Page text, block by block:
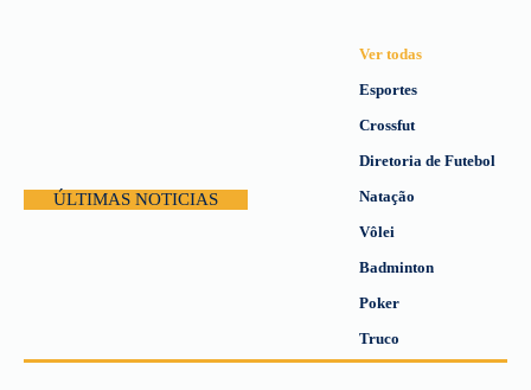
ÚLTIMAS NOTICIAS
Ver todas
Esportes
Crossfut
Diretoria de Futebol
Natação
Vôlei
Badminton
Poker
Truco